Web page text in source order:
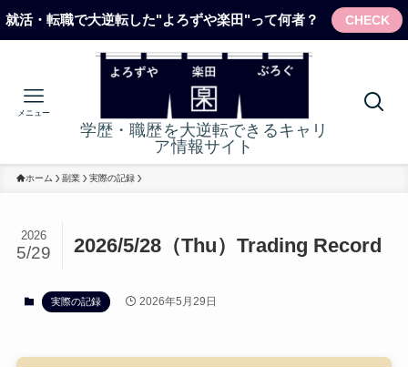
就活・転職で大逆転した"よろずや楽田"って何者？ CHECK
学歴・職歴を大逆転できるキャリ
ア情報サイト
メニュー
ホーム 副業 実際の記録
2026/5/28（Thu）Trading Record
2026
5/29
実際の記録 2026年5月29日